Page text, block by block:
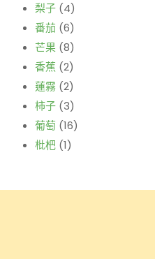
梨子 (4)
番茄 (6)
芒果 (8)
香蕉 (2)
蓮霧 (2)
柿子 (3)
葡萄 (16)
枇杷 (1)